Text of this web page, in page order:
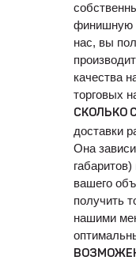
финишную
нас, вы
качества
торговых
СКОЛЬКО
доставки
Она
вашего
получить
нашими